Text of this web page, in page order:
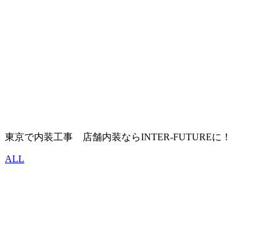
東京で内装工事 店舗内装ならINTER-FUTUREに！
ALL